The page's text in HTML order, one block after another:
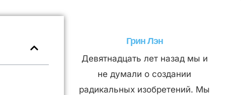
Грин Лэн
Девятнадцать лет назад мы и
не думали о создании
радикальных изобретений. Мы